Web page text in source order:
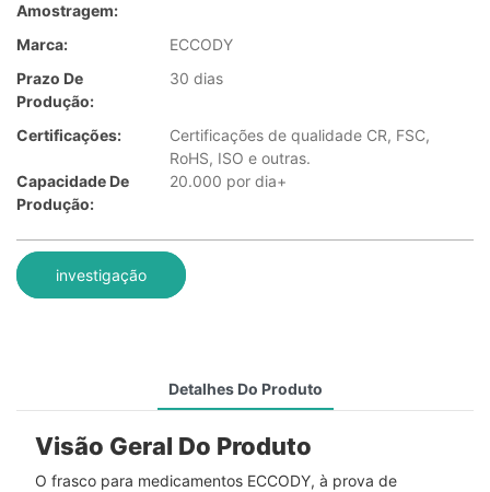
Amostragem:
Marca:
ECCODY
Prazo De
Produção:
30 dias
Certificações:
Certificações de qualidade CR, FSC,
RoHS, ISO e outras.
Capacidade De
Produção:
20.000 por dia+
investigação
Detalhes Do Produto
Visão Geral Do Produto
O frasco para medicamentos ECCODY, à prova de